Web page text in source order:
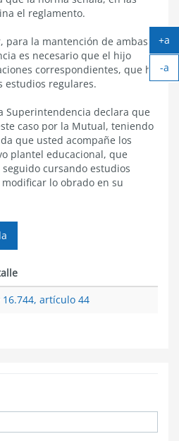
el reglamento.
para la mantención de ambas
es necesario que el hijo
correspondientes, que ha
estudios regulares.
Superintendencia declara que
caso por la Mutual, teniendo
que usted acompañe los
plantel educacional, que
cursando estudios
lo obrado en su
16.744, artículo 44
+a
-a